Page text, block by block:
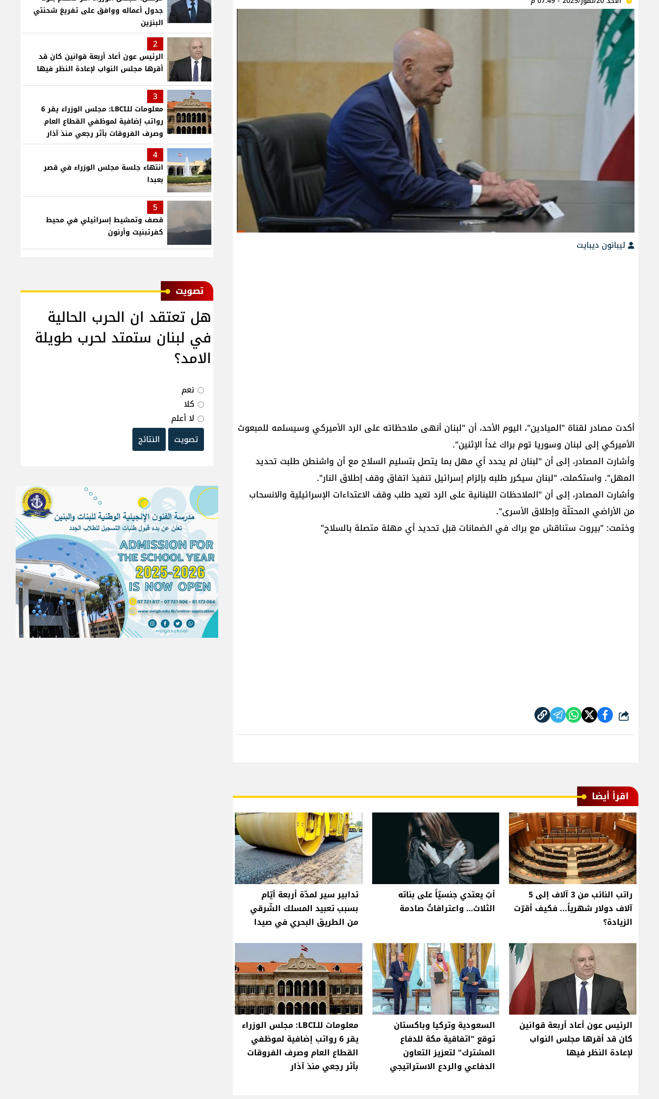
ليبانون ديبايت
أكدت مصادر لقناة "الميادين"، اليوم الأحد، أن "لبنان أنهى ملاحظاته على الرد الأميركي وسيسلمه للمبعوث
الأميركي إلى لبنان وسوريا توم براك غداً الإثنين".
وأشارت المصادر، إلى أن "لبنان لم يحدد أي مهل بما يتصل بتسليم السلاح مع أن واشنطن طلبت تحديد
المهل". واستكملت، "لبنان سيكرر طلبه بإلزام إسرائيل تنفيذ اتفاق وقف إطلاق النار".
وأشارت المصادر، إلى أن "الملاحظات اللبنانية على الرد تعيد طلب وقف الاعتداءات الإسرائيلية والانسحاب
من الأراضي المحتلّة وإطلاق الأسرى".
وختمت: "بيروت ستناقش مع براك في الضمانات قبل تحديد أي مهلة متصلة بالسلاح"
شارك
اقرأ أيضا
راتب النائب من 3 آلاف إلى 5
آلاف دولار شهرياً... فكيف أقرّت
الزيادة؟
أبٌ يعتدي جنسيّاً على بناته
الثلاث… واعترافاتٌ صادمة
تدابير سير لمدّة أربعة أيّام
بسبب تعبيد المسلك الشّرقي
من الطريق البحري في صيدا
الرئيس عون أعاد أربعة قوانين
كان قد أقرها مجلس النواب
لإعادة النظر فيها
السعودية وتركيا وباكستان
توقع "اتفاقية مكة للدفاع
المشترك" لتعزيز التعاون
الدفاعي والردع الاستراتيجي
معلومات للـLBCI: مجلس الوزراء
يقر 6 رواتب إضافية لموظفي
القطاع العام وصرف الفروقات
بأثر رجعي منذ آذار
جدول أعماله ووافق على تفريغ شحنتي
البنزين
2
الرئيس عون أعاد أربعة قوانين كان قد
أقرها مجلس النواب لإعادة النظر فيها
3
معلومات للـLBCI: مجلس الوزراء يقر 6
رواتب إضافية لموظفي القطاع العام
وصرف الفروقات بأثر رجعي منذ آذار
4
انتهاء جلسة مجلس الوزراء في قصر
بعبدا
5
قصف وتمشيط إسرائيلي في محيط
كفرتبنيت وأرنون
ﺗﺼﻮﻳﺖ
هل تعتقد ان الحرب الحالية
في لبنان ستمتد لحرب طويلة
الامد؟
نعم
كلا
لا أعلم
تصويت
النتائج